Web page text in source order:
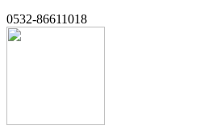
0532-86611018